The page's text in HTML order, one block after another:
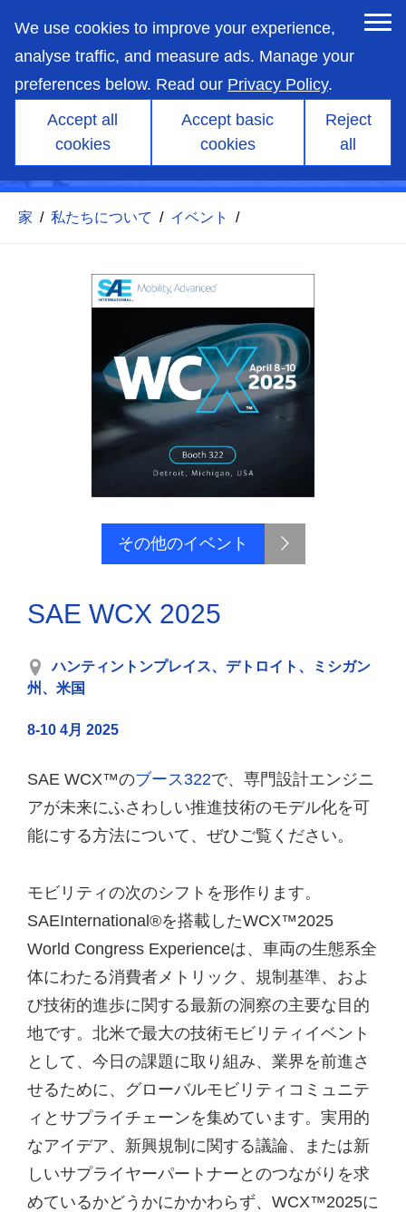
We use cookies to improve your experience,
analyse traffic, and measure ads. Manage your
preferences below. Read our Privacy Policy.
Accept all
cookies
Accept basic
cookies
Reject
all
main
content
SAE WCX 2025
家 / 私たちについて / イベント /
その他のイベント
SAE WCX 2025
ハンティントンプレイス、デトロイト、ミシガン
州、米国
8-10 4月 2025
SAE WCX™のブース322で、専門設計エンジニ
アが未来にふさわしい推進技術のモデル化を可
能にする方法について、ぜひご覧ください。
モビリティの次のシフトを形作ります。
SAEInternational®を搭載したWCX™2025
World Congress Experienceは、車両の生態系全
体にわたる消費者メトリック、規制基準、およ
び技術的進歩に関する最新の洞察の主要な目的
地です。北米で最大の技術モビリティイベント
として、今日の課題に取り組み、業界を前進さ
せるために、グローバルモビリティコミュニテ
ィとサプライチェーンを集めています。実用的
なアイデア、新興規制に関する議論、または新
しいサプライヤーパートナーとのつながりを求
めているかどうかにかかわらず、WCX™2025に